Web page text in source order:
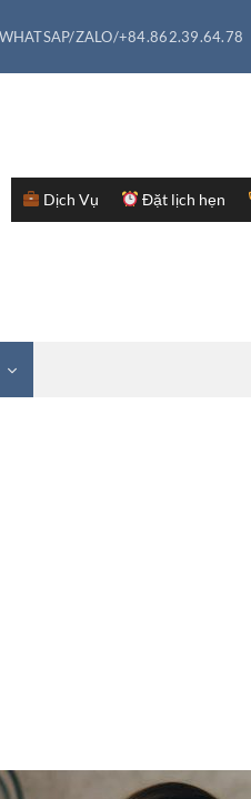
WHATSAP/ZALO/+84.862.39.64.78
Dịch Vụ Đặt lịch hẹn